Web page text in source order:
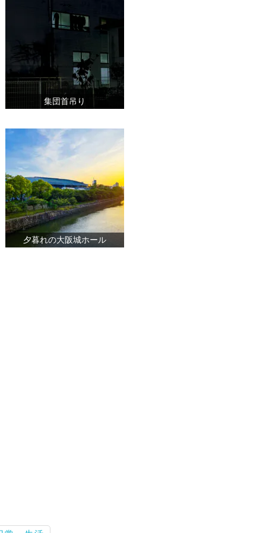
集団首吊り
夕暮れの大阪城ホール